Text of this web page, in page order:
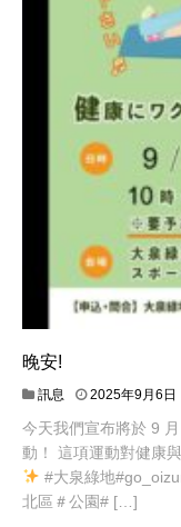
晚安!
訊息 2025年9月6日
今天我們宣布將於 9
動！ 這項運動對健康
#大泉綠地
北區＃公園# […]